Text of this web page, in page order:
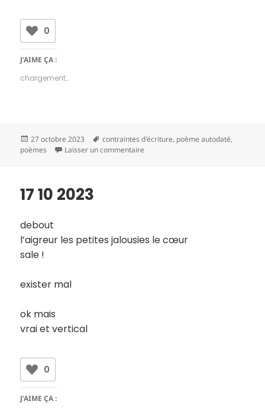
0
J’AIME ÇA :
chargement…
Publié
le
27 octobre 2023
Mots-
clés
contraintes d'écriture, poème autodaté,
poèmes
Laisser un commentaire
17 10 2023
debout
l’aigreur les petites jalousies le cœur
sale !
exister mal
ok mais
vrai et vertical
0
J’AIME ÇA :